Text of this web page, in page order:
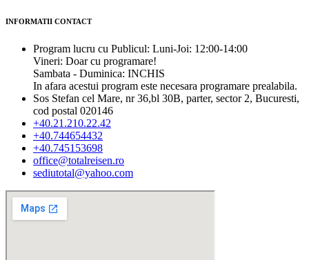
INFORMATII CONTACT
Program lucru cu Publicul: Luni-Joi: 12:00-14:00
Vineri: Doar cu programare!
Sambata - Duminica: INCHIS
In afara acestui program este necesara programare prealabila.
Sos Stefan cel Mare, nr 36,bl 30B, parter, sector 2, Bucuresti,
cod postal 020146
+40.21.210.22.42
+40.744654432
+40.745153698
office@totalreisen.ro
sediutotal@yahoo.com